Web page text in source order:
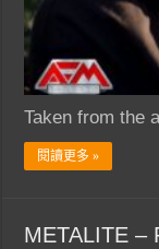
Taken from the
閱讀更多 »
METALITE –